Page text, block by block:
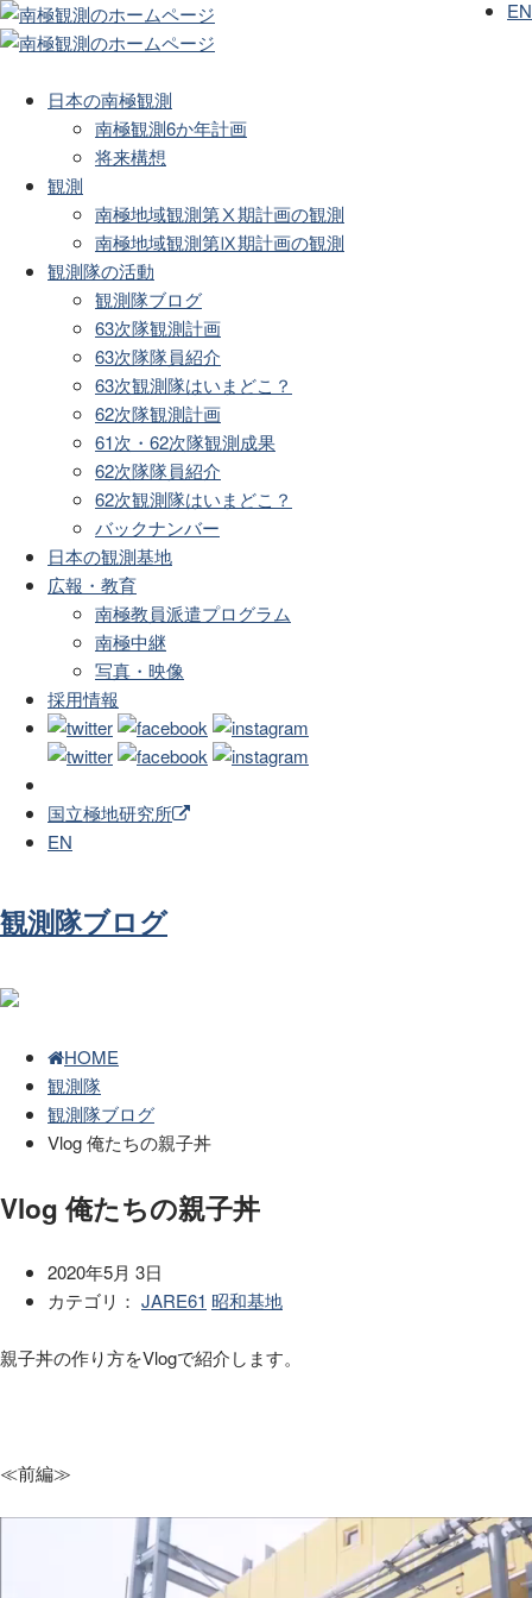
日本の南極観測
南極観測6か年計画
将来構想
観測
南極地域観測第Ⅹ期計画の観測
南極地域観測第Ⅸ期計画の観測
観測隊の活動
観測隊ブログ
63次隊観測計画
63次隊隊員紹介
63次観測隊はいまどこ？
62次隊観測計画
61次・62次隊観測成果
62次隊隊員紹介
62次観測隊はいまどこ？
バックナンバー
日本の観測基地
広報・教育
南極教員派遣プログラム
南極中継
写真・映像
採用情報
国立極地研究所
EN
EN
観測隊ブログ
HOME
観測隊
観測隊ブログ
Vlog 俺たちの親子丼
Vlog 俺たちの親子丼
2020年5月 3日
カテゴリ： JARE61 昭和基地
親子丼の作り方をVlogで紹介します。
≪前編≫